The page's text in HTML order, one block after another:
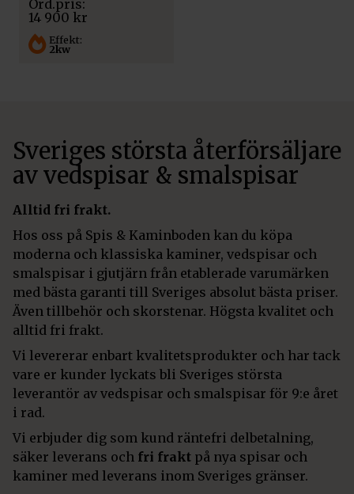
Effekt:
2kw
14 900 kr
Sveriges största återförsäljare
av vedspisar & smalspisar
Alltid fri frakt.
Hos oss på Spis & Kaminboden kan du köpa
moderna och klassiska kaminer, vedspisar och
smalspisar i gjutjärn från etablerade varumärken
med bästa garanti till Sveriges absolut bästa priser.
Även tillbehör och skorstenar. Högsta kvalitet och
alltid fri frakt.
Vi levererar enbart kvalitetsprodukter och har tack
vare er kunder lyckats bli Sveriges största
leverantör av vedspisar och smalspisar för 9:e året
i rad.
Vi erbjuder dig som kund räntefri delbetalning,
säker leverans och fri frakt på nya spisar och
kaminer med leverans inom Sveriges gränser.